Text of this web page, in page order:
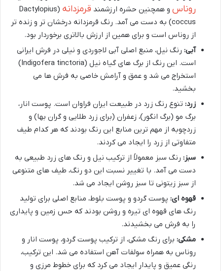
روناس و همچنین حشره ارزشمند قرمزدانه (Dactylopius
coccus) به دست می آمد. رنگ قرمزدانه درخشان تر و زنده تر
از روناس است و برای همین از ارزش بالاتری برخوردار بود.
آبی: رنگ نیل، منبع اصلی آبی لاجوردی و نیلی در فرش ایرانی
است. این رنگ از برگ های گیاه نیل (Indigofera tinctoria)
استخراج می شد و عمق و آرامش خاصی به فرش ها می
بخشید.
زرد: تنوع رنگ زرد در طبیعت ایران فراوان است. پوست انار،
برگ مو (برگ انگور)، زعفران (برای زرد طلایی و گران بها) و
زردچوبه از مهم ترین منابع این رنگ بودند که هر کدام طیف
متفاوتی از زرد را ایجاد می کردند.
سبز: رنگ سبز معمولاً از ترکیب نیل و رنگ های زرد طبیعی به
دست می آمد. با تغییر نسبت این دو رنگ، طیف های متنوعی
از سبز زیتونی تا سبز روشن ایجاد می شد.
قهوه ای: پوست گردو و پوست بلوط، منابع اصلی برای تولید
رنگ های قهوه ای تیره و روشن بودند که حس زمین و پایداری
را به فرش می بخشیدند.
مشکی: برای رنگ مشکی، از ترکیب پوست گردو، پوست انار و
روناس به همراه سولفات آهن استفاده می شد. این ترکیب،
رنگی عمیق و پایدار ایجاد می کرد که برای خطوط مرزی و